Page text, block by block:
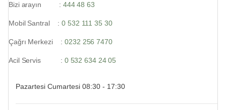
Bizi arayın : 444 48 63
Mobil Santral :0 532 111 35 30
Çağrı Merkezi :0232 256 7470
Acil Servis : 0 532 634 24 05
Pazartesi Cumartesi 08:30 - 17:30